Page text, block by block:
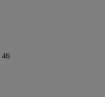
46